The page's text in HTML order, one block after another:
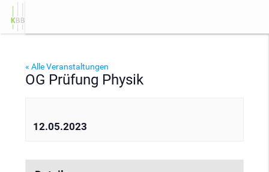
« Alle Veranstaltungen
OG Prüfung Physik
12.05.2023